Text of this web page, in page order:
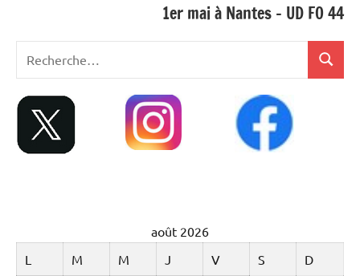
1er mai à Nantes – UD FO 44
août 2026
L
M M J V S D